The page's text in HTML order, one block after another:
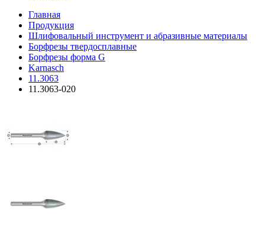
Главная
Продукция
Шлифовальный инструмент и абразивные материалы
Борфрезы твердосплавные
Борфрезы форма G
Karnasch
11.3063
11.3063-020